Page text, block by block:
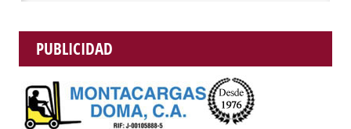
PUBLICIDAD